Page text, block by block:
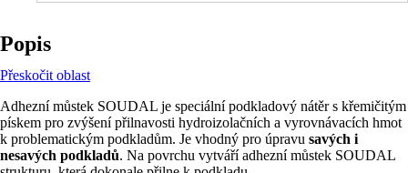
Popis
Přeskočit oblast
Adhezní můstek SOUDAL je speciální podkladový nátěr s křemičitým
pískem pro zvýšení přilnavosti hydroizolačních a vyrovnávacích hmot
k problematickým podkladům. Je vhodný pro úpravu savých i
nesavých podkladů. Na povrchu vytváří adhezní můstek SOUDAL